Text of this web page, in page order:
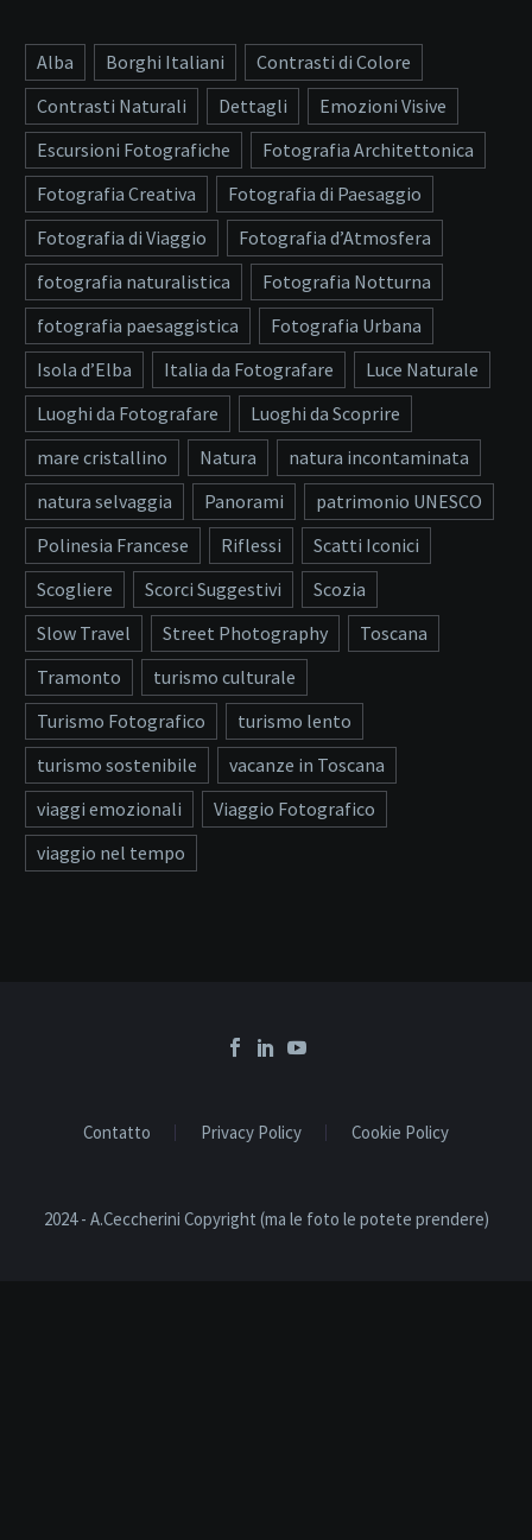
Alba Borghi Italiani
Contrasti di Colore
Contrasti Naturali
Dettagli
Emozioni Visive
Escursioni Fotografiche
Fotografia Architettonica
Fotografia Creativa
Fotografia di Paesaggio
Fotografia di Viaggio
Fotografia d’Atmosfera
fotografia naturalistica
Fotografia Notturna
fotografia paesaggistica
Fotografia Urbana
Isola d’Elba
Italia da Fotografare
Luce Naturale
Luoghi da Fotografare
Luoghi da Scoprire
mare cristallino
Natura
natura incontaminata
natura selvaggia
Panorami
patrimonio UNESCO
Polinesia Francese
Riflessi
Scatti Iconici
Scogliere
Scorci Suggestivi
Scozia
Slow Travel
Street Photography
Toscana
Tramonto
turismo culturale
Turismo Fotografico
turismo lento
turismo sostenibile
vacanze in Toscana
viaggi emozionali
Viaggio Fotografico
viaggio nel tempo
Contatto Privacy Policy Cookie Policy
2024 - A.Ceccherini Copyright (ma le foto le potete prendere)